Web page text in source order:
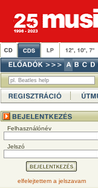
Felhasználónév
Jelszó
elfelejtettem a jelszavam